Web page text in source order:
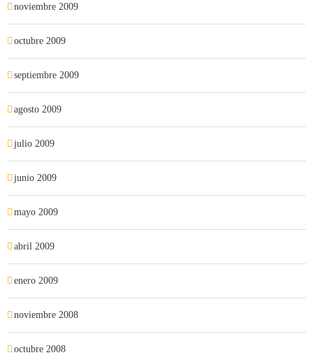
noviembre 2009
octubre 2009
septiembre 2009
agosto 2009
julio 2009
junio 2009
mayo 2009
abril 2009
enero 2009
noviembre 2008
octubre 2008